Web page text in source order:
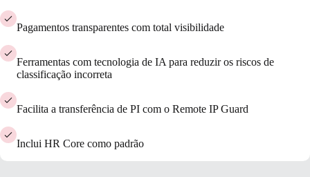
Pagamentos transparentes com total visibilidade
Ferramentas com tecnologia de IA para reduzir os riscos de
classificação incorreta
Facilita a transferência de PI com o Remote IP Guard
Inclui HR Core como padrão